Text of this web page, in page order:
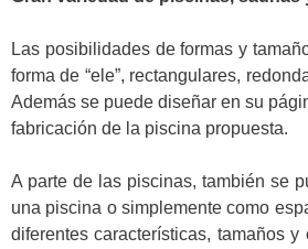
Las posibilidades de formas y
forma de “ele”, rectangulares,
Además se puede diseñar en su
fabricación de la piscina propuesta.
A parte de las piscinas, también se
una piscina o simplemente como
diferentes características, tamaños